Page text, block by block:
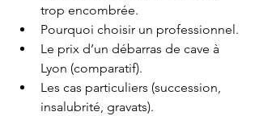
trop encombrée.
Pourquoi choisir un professionnel.
Le prix d’un débarras de cave à
Lyon (comparatif).
Les cas particuliers (succession,
insalubrité, gravats).